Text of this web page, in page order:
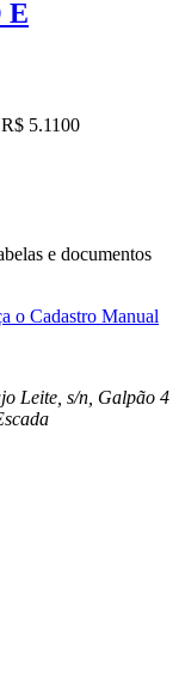
E
R$ 5.1100
e documentos
o Cadastro Manual
Leite, s/n, Galpão 4